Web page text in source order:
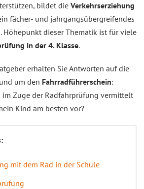
bildet die Verkehrserziehung
fächer- und jahrgangsübergreifendes
Höhepunkt dieser Thematik ist für viele
in der 4. Klasse.
erhalten Sie Antworten auf die
um den Fahrradführerschein:
im Zuge der Radfahrprüfung vermittelt
Kind am besten vor?
mit dem Rad in der Schule